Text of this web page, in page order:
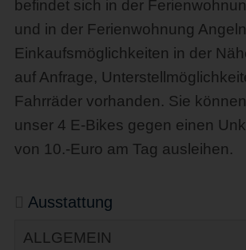
befindet sich in der
und in der Ferienwohnung
Einkaufsmöglichkeiten in der
auf Anfrage,
Fahrräder vorhanden. Sie
unser 4 E-Bikes gegen einen
von 10.-Euro am Tag ausleihen.
Ausstattung
ALLGEMEIN